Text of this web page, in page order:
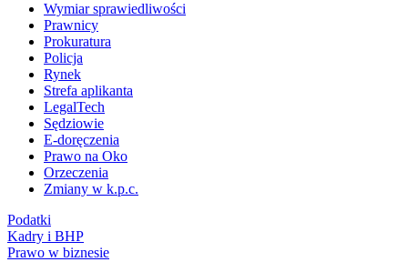
Wymiar sprawiedliwości
Prawnicy
Prokuratura
Policja
Rynek
Strefa aplikanta
LegalTech
Sędziowie
E-doręczenia
Prawo na Oko
Orzeczenia
Zmiany w k.p.c.
Podatki
Kadry i BHP
Prawo w biznesie